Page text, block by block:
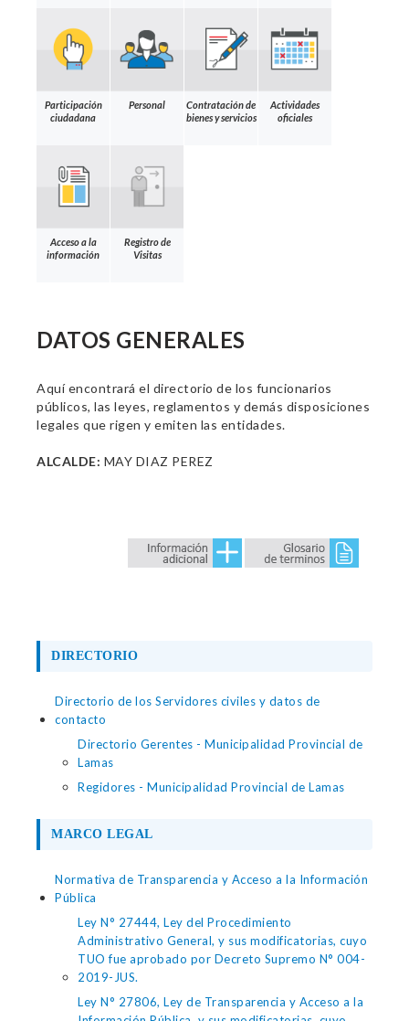
Participación
ciudadana
Personal
Contratación de
bienes y servicios
Actividades
oficiales
Acceso a la
información
Registro de
Visitas
DATOS GENERALES
Aquí encontrará el directorio de los funcionarios
públicos, las leyes, reglamentos y demás disposiciones
legales que rigen y emiten las entidades.
ALCALDE: MAY DIAZ PEREZ
DIRECTORIO
Directorio de los Servidores civiles y datos de
contacto
Directorio Gerentes - Municipalidad Provincial de
Lamas
Regidores - Municipalidad Provincial de Lamas
MARCO LEGAL
Normativa de Transparencia y Acceso a la Información
Pública
Ley N° 27444, Ley del Procedimiento
Administrativo General, y sus modificatorias, cuyo
TUO fue aprobado por Decreto Supremo N° 004-
2019-JUS.
Ley N° 27806, Ley de Transparencia y Acceso a la